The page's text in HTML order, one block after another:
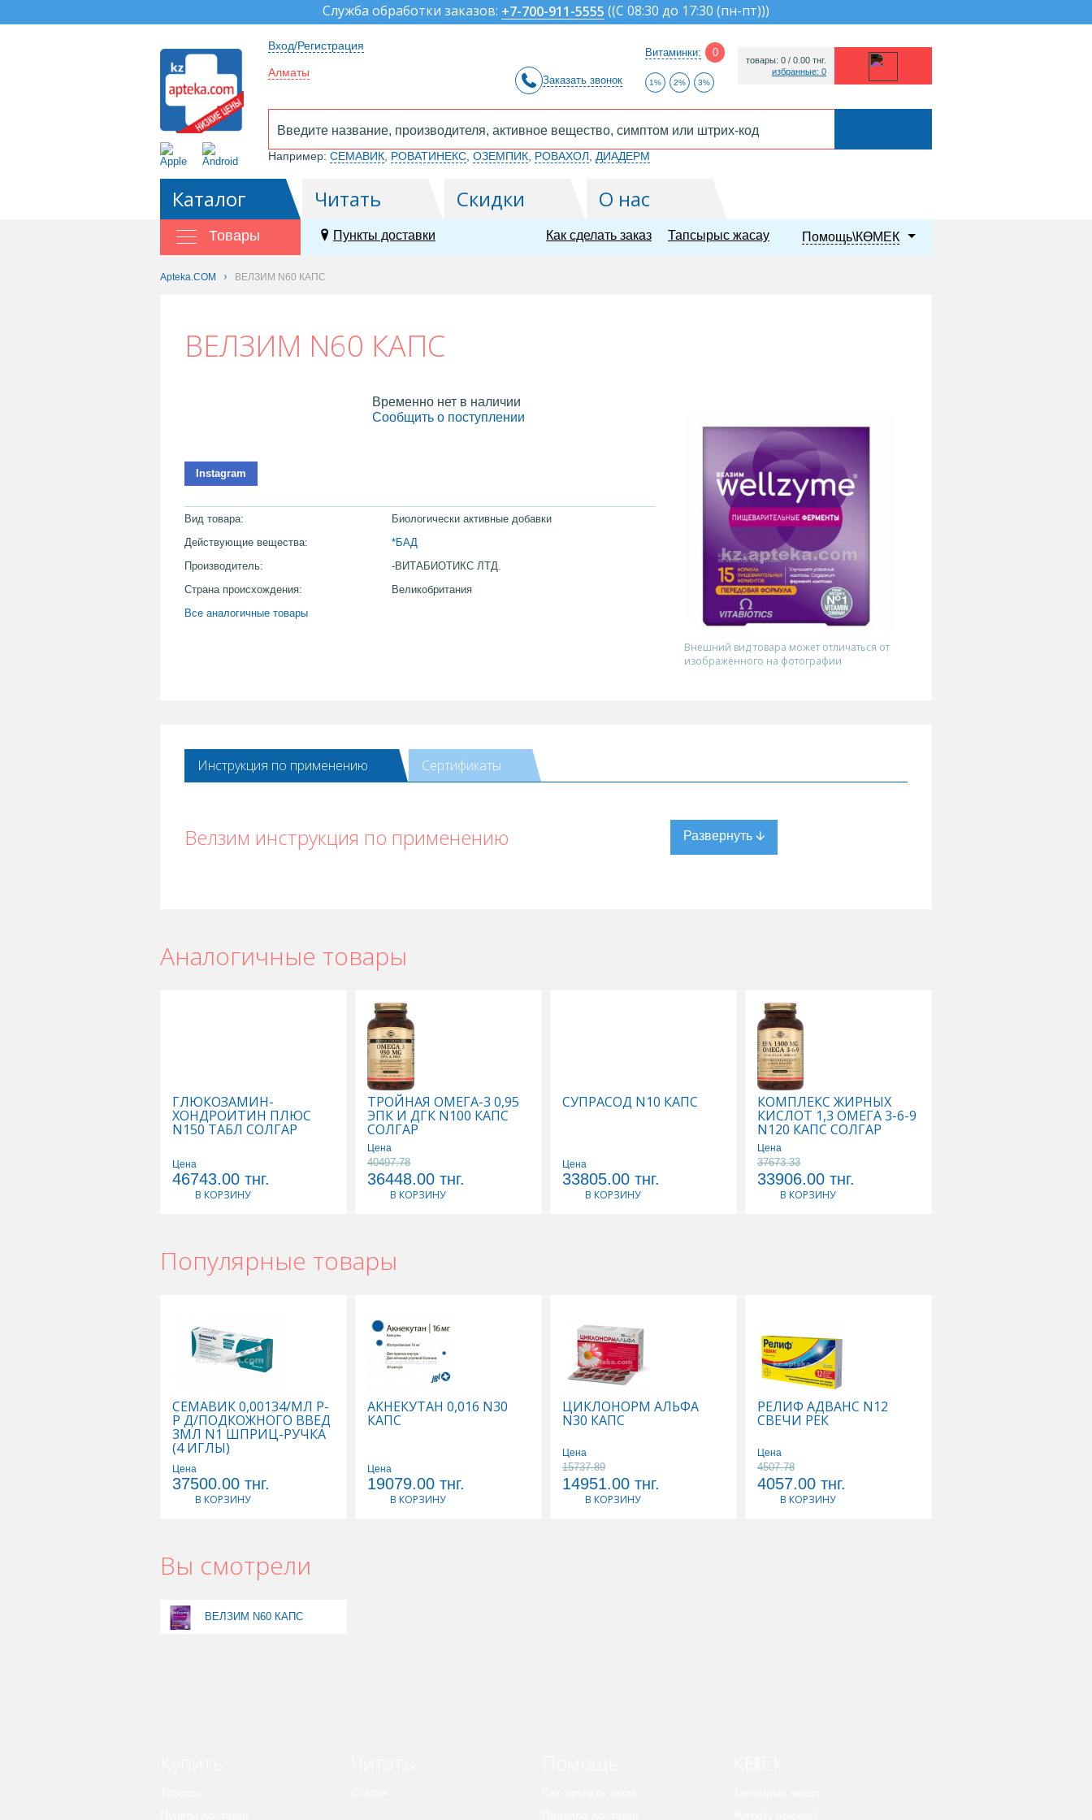
Служба обработки заказов: +7-700-911-5555 ((С 08:30 до 17:30 (пн-пт)))
Вход/Регистрация
Алматы
Заказать звонок
Витаминки: 0
1% 2% 3%
товары: 0 / 0.00 тнг.
избранные: 0
Например: СЕМАВИК РОВАТИНЕКС ОЗЕМПИК РОВАХОЛ ДИАДЕРМ
Каталог Читать Скидки О нас
Товары Пункты доставки Помощь\КӨМЕК
Тапсырыс жасау
Как сделать заказ
Apteka.COM ВЕЛЗИМ N60 КАПС
ВЕЛЗИМ N60 КАПС
Временно нет в наличии
Сообщить о поступлении
Instagram
Вид товара:
Биологически активные добавки
Действующие вещества:
*БАД
Производитель:
-ВИТАБИОТИКС ЛТД.
Страна происхождения:
Великобритания
Все аналогичные товары
Внешний вид товара может отличаться от
изображённого на фотографии
Инструкция по применению Сертификаты
Велзим инструкция по применению
Аналогичные товары
ГЛЮКОЗАМИН-
ХОНДРОИТИН ПЛЮС
N150 ТАБЛ СОЛГАР
Цена
46743.00 тнг.
В КОРЗИНУ
ТРОЙНАЯ ОМЕГА-3 0,95
ЭПК И ДГК N100 КАПС
СОЛГАР
Цена
40497.78
36448.00 тнг.
В КОРЗИНУ
СУПРАСОД N10 КАПС
Цена
33805.00 тнг.
В КОРЗИНУ
КОМПЛЕКС ЖИРНЫХ
КИСЛОТ 1,3 ОМЕГА 3-6-9
N120 КАПС СОЛГАР
Цена
37673.33
33906.00 тнг.
В КОРЗИНУ
Популярные товары
СЕМАВИК 0,00134/МЛ Р-
Р Д/ПОДКОЖНОГО ВВЕД
3МЛ N1 ШПРИЦ-РУЧКА
(4 ИГЛЫ)
Цена
37500.00 тнг.
В КОРЗИНУ
АКНЕКУТАН 0,016 N30
КАПС
Цена
19079.00 тнг.
В КОРЗИНУ
ЦИКЛОНОРМ АЛЬФА
N30 КАПС
Цена
15737.89
14951.00 тнг.
В КОРЗИНУ
РЕЛИФ АДВАНС N12
СВЕЧИ РЕК
Цена
4507.78
4057.00 тнг.
В КОРЗИНУ
Вы смотрели
ВЕЛЗИМ N60 КАПС